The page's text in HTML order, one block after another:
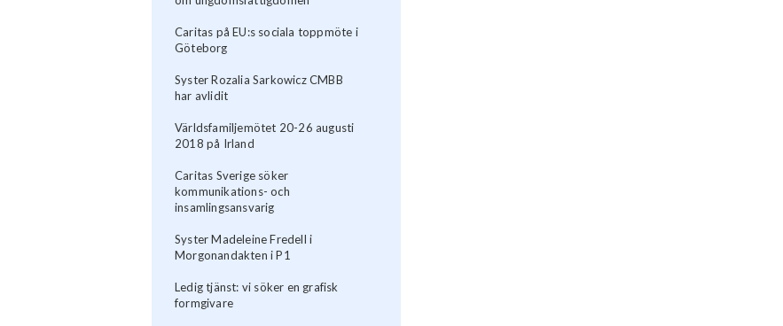
Caritas på EU:s sociala toppmöte i
Göteborg
Syster Rozalia Sarkowicz CMBB
har avlidit
Världsfamiljemötet 20-26 augusti
2018 på Irland
Caritas Sverige söker
kommunikations- och
insamlingsansvarig
Syster Madeleine Fredell i
Morgonandakten i P1
Ledig tjänst: vi söker en grafisk
formgivare